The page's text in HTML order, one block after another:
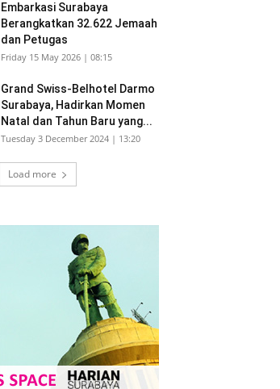
Embarkasi Surabaya
Berangkatkan 32.622 Jemaah
dan Petugas
Friday 15 May 2026 | 08:15
Grand Swiss-Belhotel Darmo
Surabaya, Hadirkan Momen
Natal dan Tahun Baru yang...
Tuesday 3 December 2024 | 13:20
Load more